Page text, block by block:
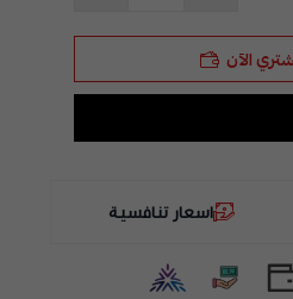
الآن
اسعار تنافسية